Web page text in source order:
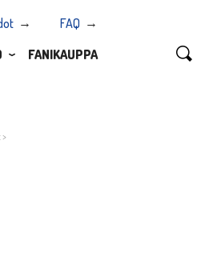
FAQ
FANIKAUPPA
>